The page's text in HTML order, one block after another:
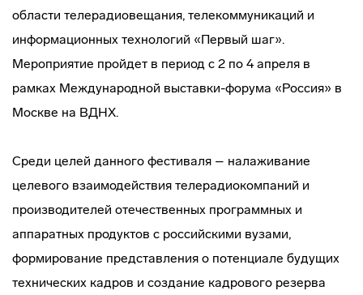
области телерадиовещания, телекоммуникаций и
информационных технологий «Первый шаг».
Мероприятие пройдет в период с 2 по 4 апреля в
рамках Международной выставки-форума «Россия» в
Москве на ВДНХ.
Среди целей данного фестиваля – налаживание
целевого взаимодействия телерадиокомпаний и
производителей отечественных программных и
аппаратных продуктов с российскими вузами,
формирование представления о потенциале будущих
технических кадров и создание кадрового резерва